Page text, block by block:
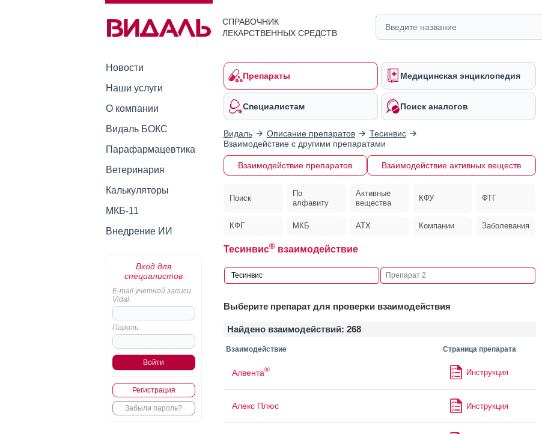
СПРАВОЧНИК
ЛЕКАРСТВЕННЫХ СРЕДСТВ
Новости
Наши услуги
О компании
Видаль БОКС
Парафармацевтика
Ветеринария
Калькуляторы
МКБ-11
Внедрение ИИ
Вход для
специалистов
E-mail учетной записи
Vidal:
Пароль:
Регистрация
Забыли пароль?
Препараты Медицинская энциклопедия
Специалистам Поиск аналогов
Видаль Описание препаратов
Тесинвис
Взаимодействие с другими препаратами
Взаимодействие препаратов Взаимодействие активных веществ
Поиск
По
алфавиту
Активные
вещества
КФУ ФТГ
КФГ МКБ АТХ Компании Заболевания
Тесинвис®взаимодействие
Выберите препарат для проверки взаимодействия
Найдено взаимодействий: 268
Взаимодействие Страница препарата
Алвента® Инструкция
Алекс Плюс Инструкция